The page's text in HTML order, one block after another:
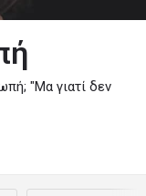
"Μα γιατί δεν